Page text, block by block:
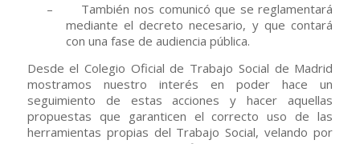
–
También nos comunicó que se reglamentará
mediante el decreto necesario, y que contará
con una fase de audiencia pública.
Desde el Colegio Oficial de Trabajo Social de Madrid
mostramos nuestro interés en poder hace un
seguimiento de estas acciones y hacer aquellas
propuestas que garanticen el correcto uso de las
herramientas propias del Trabajo Social, velando por